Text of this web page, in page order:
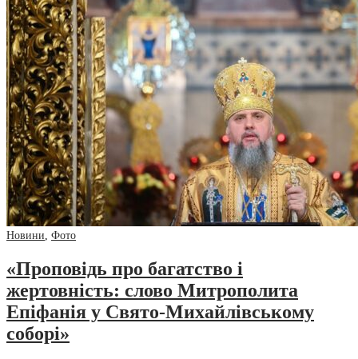
Новини, Фото
«Проповідь про багатство і
жертовність: слово Митрополита
Епіфанія у Свято-Михайлівському
соборі»